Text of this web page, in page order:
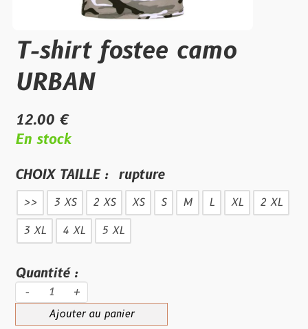
T-shirt fostee camo
URBAN
12.00 €
En stock
CHOIX TAILLE : rupture
>> 3 XS 2 XS XS S M L XL
2 XL
3 XL
4 XL 5 XL
Quantité :
- +
Ajouter au panier